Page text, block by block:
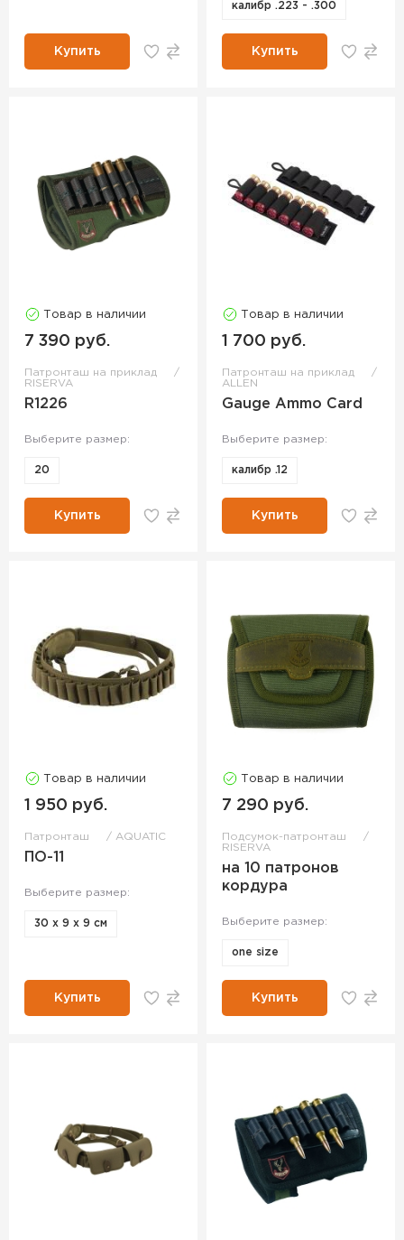
Купить
калибр .223 - .300
Купить
Товар в наличии
7 390 руб.
Патронташ на приклад
RISERVA
R1226
Выберите размер:
20
Купить
Товар в наличии
1 700 руб.
Патронташ на приклад
ALLEN
Gauge Ammo Card
Выберите размер:
калибр .12
Купить
Товар в наличии
1 950 руб.
Патронташ AQUATIC
ПО-11
Выберите размер:
30 х 9 х 9 см
Купить
Товар в наличии
7 290 руб.
Подсумок-патронташ
RISERVA
на 10 патронов
кордура
Выберите размер:
one size
Купить